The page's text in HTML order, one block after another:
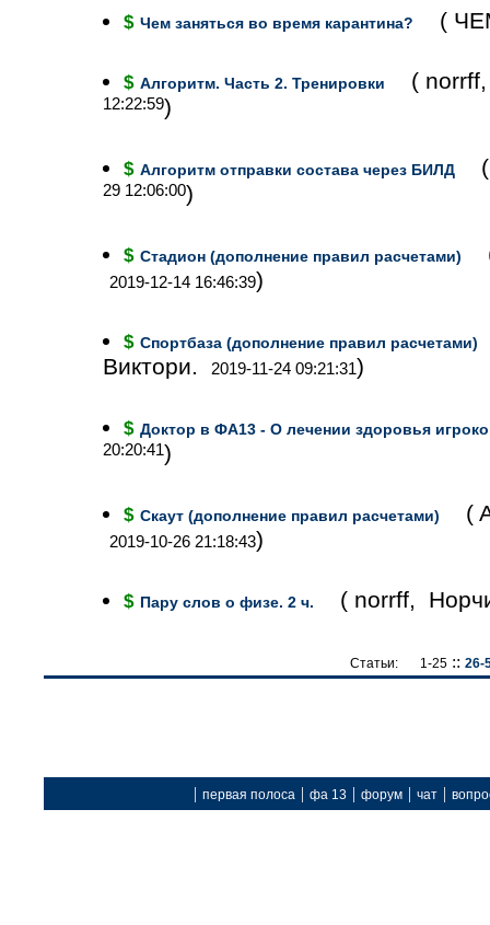
$ Чем заняться во время карантина? (
$ Алгоритм. Часть 2. Тренировки
(
12:22:59)
$ Алгоритм отправки состава через БИЛД
29 12:06:00)
$ Стадион (дополнение правил расчетами)
2019-12-14 16:46:39)
$ Спортбаза (дополнение правил расчетами)
Виктори. 2019-11-24 09:21:31)
$ Доктор в ФА13 - О лечении здоровья
20:20:41)
$ Скаут (дополнение правил расчетами) (
2019-10-26 21:18:43)
$ Пару слов о физе. 2 ч. ( norrff,
Статьи: 1-25 :: 26-
| первая полоса | фа 13 | форум | чат |